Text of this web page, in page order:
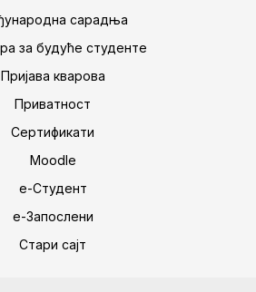
сарадња
за будуће студенте
Пријава кварова
Приватност
Сертификати
Moodle
е-Студент
е-Запослени
Стари сајт